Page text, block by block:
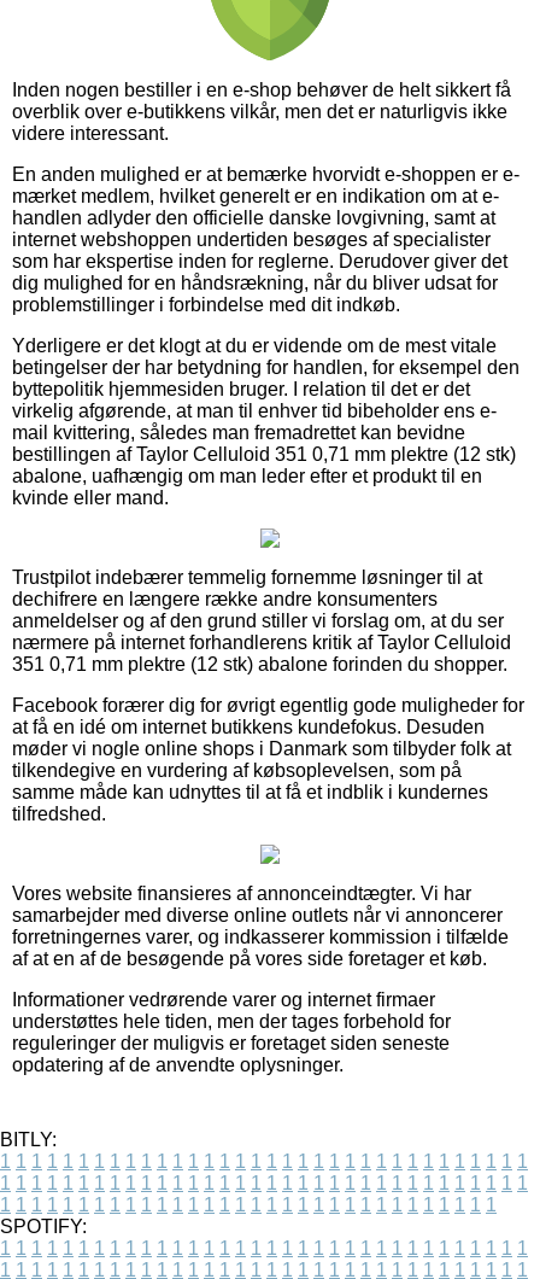
Inden nogen bestiller i en e-shop behøver de helt sikkert få
overblik over e-butikkens vilkår, men det er naturligvis ikke
videre interessant.
En anden mulighed er at bemærke hvorvidt e-shoppen er e-
mærket medlem, hvilket generelt er en indikation om at e-
handlen adlyder den officielle danske lovgivning, samt at
internet webshoppen undertiden besøges af specialister
som har ekspertise inden for reglerne. Derudover giver det
dig mulighed for en håndsrækning, når du bliver udsat for
problemstillinger i forbindelse med dit indkøb.
Yderligere er det klogt at du er vidende om de mest vitale
betingelser der har betydning for handlen, for eksempel den
byttepolitik hjemmesiden bruger. I relation til det er det
virkelig afgørende, at man til enhver tid bibeholder ens e-
mail kvittering, således man fremadrettet kan bevidne
bestillingen af Taylor Celluloid 351 0,71 mm plektre (12 stk)
abalone, uafhængig om man leder efter et produkt til en
kvinde eller mand.
Trustpilot indebærer temmelig fornemme løsninger til at
dechifrere en længere række andre konsumenters
anmeldelser og af den grund stiller vi forslag om, at du ser
nærmere på internet forhandlerens kritik af Taylor Celluloid
351 0,71 mm plektre (12 stk) abalone forinden du shopper.
Facebook forærer dig for øvrigt egentlig gode muligheder for
at få en idé om internet butikkens kundefokus. Desuden
møder vi nogle online shops i Danmark som tilbyder folk at
tilkendegive en vurdering af købsoplevelsen, som på
samme måde kan udnyttes til at få et indblik i kundernes
tilfredshed.
Vores website finansieres af annonceindtægter. Vi har
samarbejder med diverse online outlets når vi annoncerer
forretningernes varer, og indkasserer kommission i tilfælde
af at en af de besøgende på vores side foretager et køb.
Informationer vedrørende varer og internet firmaer
understøttes hele tiden, men der tages forbehold for
reguleringer der muligvis er foretaget siden seneste
opdatering af de anvendte oplysninger.
BITLY:
1 1 1 1 1 1 1 1 1 1 1 1 1 1 1 1 1 1 1 1 1 1 1 1 1 1 1 1 1 1 1 1 1 1
1 1 1 1 1 1 1 1 1 1 1 1 1 1 1 1 1 1 1 1 1 1 1 1 1 1 1 1 1 1 1 1 1 1
1 1 1 1 1 1 1 1 1 1 1 1 1 1 1 1 1 1 1 1 1 1 1 1 1 1 1 1 1 1 1 1
SPOTIFY:
1 1 1 1 1 1 1 1 1 1 1 1 1 1 1 1 1 1 1 1 1 1 1 1 1 1 1 1 1 1 1 1 1 1
1 1 1 1 1 1 1 1 1 1 1 1 1 1 1 1 1 1 1 1 1 1 1 1 1 1 1 1 1 1 1 1 1 1